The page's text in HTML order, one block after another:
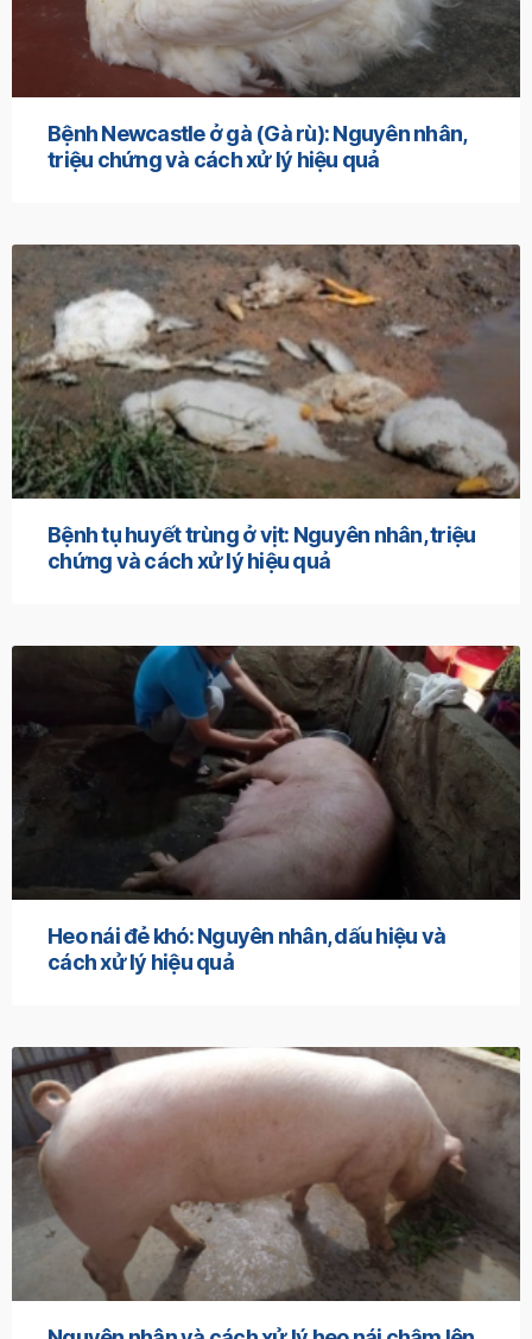
Bệnh Newcastle ở gà (Gà rù): Nguyên nhân,
triệu chứng và cách xử lý hiệu quả
Bệnh tụ huyết trùng ở vịt: Nguyên nhân, triệu
chứng và cách xử lý hiệu quả
Heo nái đẻ khó: Nguyên nhân, dấu hiệu và
cách xử lý hiệu quả